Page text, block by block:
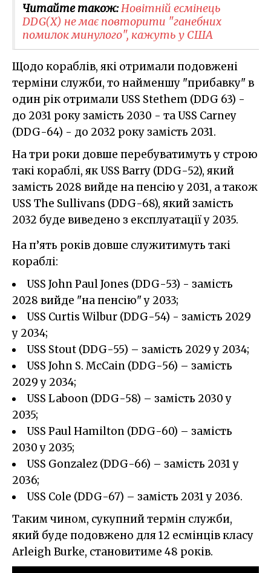
Читайте також:Новітній есмінець
DDG(X)​ не має повторити "ганебних
помилок минулого", кажуть у США
Щодо кораблів, які отримали подовжені
терміни служби, то найменшу "прибавку" в
один рік отримали USS Stethem (DDG 63) -
до 2031 року замість 2030 - та USS Carney
(DDG-64) - до 2032 року замість 2031.
На три роки довше перебуватимуть у строю
такі кораблі, як USS Barry (DDG-52), який
замість 2028 вийде на пенсію у 2031, а також
USS The Sullivans (DDG-68), який замість
2032 буде виведено з експлуатації у 2035.
На п’ять років довше служитимуть такі
кораблі:
USS John Paul Jones (DDG-53) - замість
2028 вийде "на пенсію" у 2033;
USS Curtis Wilbur (DDG-54) - замість 2029
у 2034;
USS Stout (DDG-55) – замість 2029 у 2034;
USS John S. McCain (DDG-56) – замість
2029 у 2034;
USS Laboon (DDG-58) – замість 2030 у
2035;
USS Paul Hamilton (DDG-60) – замість
2030 у 2035;
USS Gonzalez (DDG-66) – замість 2031 у
2036;
USS Cole (DDG-67) – замість 2031 у 2036.
Таким чином, сукупний термін служби,
який буде подовжено для 12 есмінців класу
Arleigh Burke, становитиме 48 років.